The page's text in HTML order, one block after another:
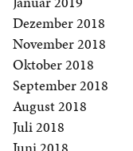
Dezember 2018
November 2018
Oktober 2018
September 2018
August 2018
Juli 2018